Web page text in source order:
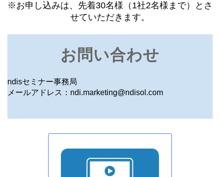
※お申し込みは、先着30名様（1社2名様まで）とさ
せていただきます。
お問い合わせ
ndisセミナー事務局
メールアドレス：ndi.marketing@ndisol.com